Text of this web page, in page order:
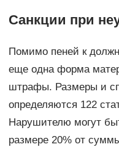
Санкции при
Помимо пеней к
еще одна форма
штрафы. Размеры и
определяются 122
Нарушителю могут
размере 20% от